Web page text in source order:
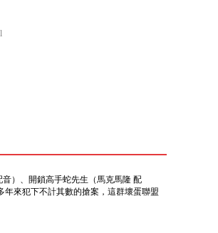
）、開鎖高手蛇先生（馬克馬隆 配
來犯下不計其數的搶案，這群壞蛋聯盟